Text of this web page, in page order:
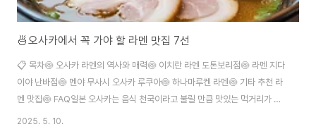
🍜오사카에서 꼭 가야 할 라멘 맛집 7선
📋 목차🍥 오사카 라멘의 역사와 매력🍥 이치란 라멘 도톤보리점🍥 라멘 지다
이야 난바점🍥 멘야 무사시 오사카 루쿠아🍥 하나마루켄 라멘🍥 기타 추천 라
멘 맛집🍥 FAQ일본 오사카는 음식 천국이라고 불릴 만큼 맛있는 먹거리가 넘
쳐나는 도시예요. 특히 라멘은 오사카 여행 중 절대 놓치면 안 되는 필수 코스
2025. 5. 10.